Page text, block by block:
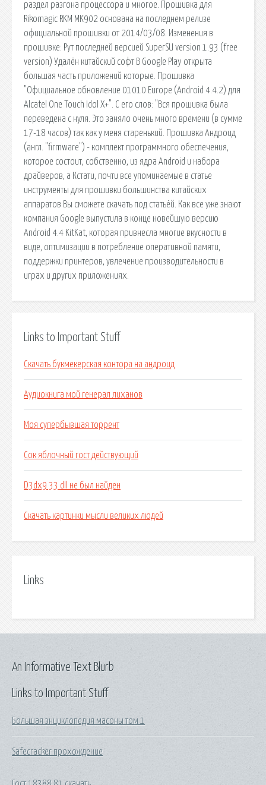
раздел разгона процессора и многое. Прошивка для
Rikomagic RKM MK902 основана на последнем релизе
официальной прошивки от 2014/03/08. Изменения в
прошивке: Рут последней версией SuperSU version 1.93 (free
version) Удалён китайский софт В Google Play открыта
большая часть приложений которые. Прошивка
"Официальное обновление 01010 Europe (Android 4.4.2) для
Alcatel One Touch Idol X+". С его слов: "Вся прошивка была
переведена с нуля. Это заняло очень много времени (в сумме
17-18 часов) так как у меня старенький. Прошивка Андроид
(англ. "firmware") - комплект программного обеспечения,
которое состоит, собственно, из ядра Android и набора
драйверов, а Кстати, почти все упоминаемые в статье
инструменты для прошивки большинства китайских
аппаратов Вы сможете скачать под статьёй. Как все уже знают
компания Google выпустила в конце новейшую версию
Android 4.4 KitKat, которая привнесла многие вкусности в
виде, оптимизации в потребление оперативной памяти,
поддержки принтеров, увлечение производительности в
играх и других приложениях.
Links to Important Stuff
Скачать букмекерская контора на андроид
Аудиокнига мой генерал лиханов
Моя супербывшая торрент
Сок яблочный гост действующий
D3dx9 33 dll не был найден
Скачать картинки мысли великих людей
Links
Links to Important Stuff
Большая энциклопедия масоны том 1
Safecracker прохождение
An Informative Text Blurb